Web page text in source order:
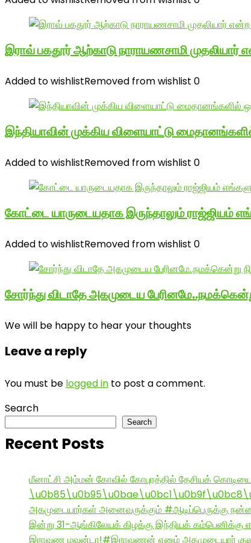
இராவ் பகதூர் ஆற்காடு நாராயணசாமி முதலியார்
Added to wishlistRemoved from wishlist 0
இந்தியாவின் முக்கிய விளையாட்டு
Added to wishlistRemoved from wishlist 0
கோட்டை யாருடையதாக இருந்தாலும் ராஜ்ஜியம்
Added to wishlistRemoved from wishlist 0
சோர்ந்து விடாதே அகமுடைய
We will be happy to hear your thoughts
Leave a reply
You must be logged in to post a comment.
Search
Search
Recent Posts
மீனாட்சி அம்மன் கோவில் கோபுரத்தில் தேசியக் கொடியை
அகமுடையார்கள் அனைவருக்கும் #ஆடிப்பெருக்கு
இன்று 31-ஆங்கிலேயக் கிழக்கு இந்தியக் கம்பெனிக்கு
இராவண மவன்டா!#இராவணன் எனும் அகமுடையார் குல